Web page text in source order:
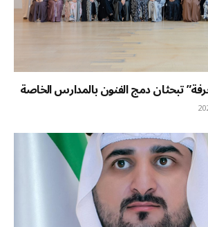
تبحثان دمج الفنون بالمدارس الخاصة